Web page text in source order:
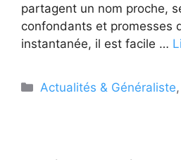
partagent un nom proche,
confondants et promesses
instantanée, il est facile …
Catégories
Actualités & Généraliste,